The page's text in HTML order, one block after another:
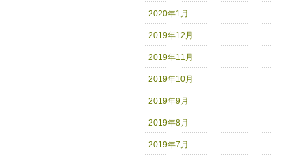
2020年1月
2019年12月
2019年11月
2019年10月
2019年9月
2019年8月
2019年7月